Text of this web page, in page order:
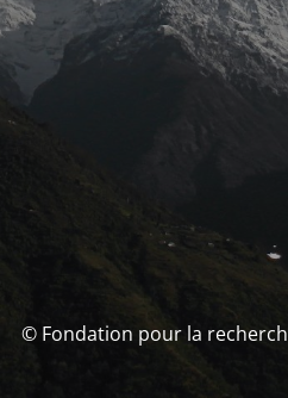
© Fondation pour la